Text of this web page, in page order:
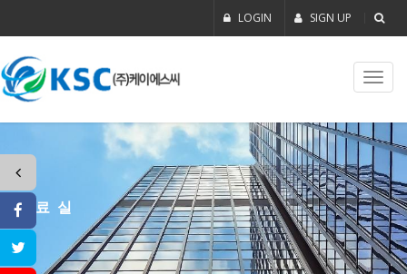
LOGIN SIGN UP
자료실